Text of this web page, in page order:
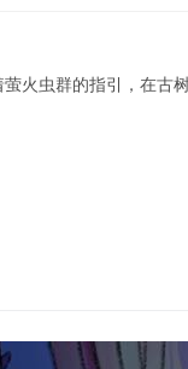
火虫群的指引，在古